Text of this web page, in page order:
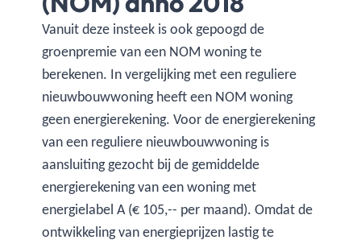
Vanuit deze insteek is ook gepoogd de
groenpremie van een NOM woning te
berekenen. In vergelijking met een reguliere
nieuwbouwwoning heeft een NOM woning
geen energierekening. Voor de energierekening
van een reguliere nieuwbouwwoning is
aansluiting gezocht bij de gemiddelde
energierekening van een woning met
energielabel A (€ 105,-- per maand). Omdat de
ontwikkeling van energieprijzen lastig te